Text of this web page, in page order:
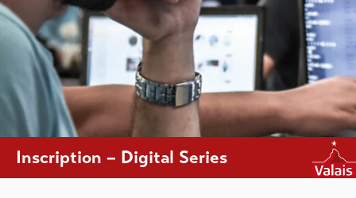
Inscription – Digital Series